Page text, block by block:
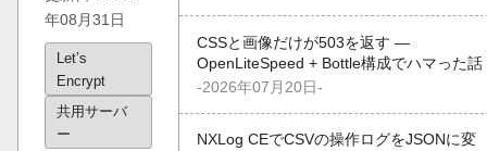
年08月31日
Let’s
Encrypt
共用サーバ
ー
CSSと画像だけが503を返す —
OpenLiteSpeed + Bottle構成でハマった話
-2026年07月20日-
NXLog CEでCSVの操作ログをJSONに変